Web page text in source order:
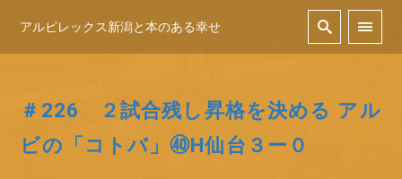
アルビレックス新潟と本のある幸せ
＃226 ２試合残し昇格を決める アル
ビの「コトバ」㊵H仙台３ー０